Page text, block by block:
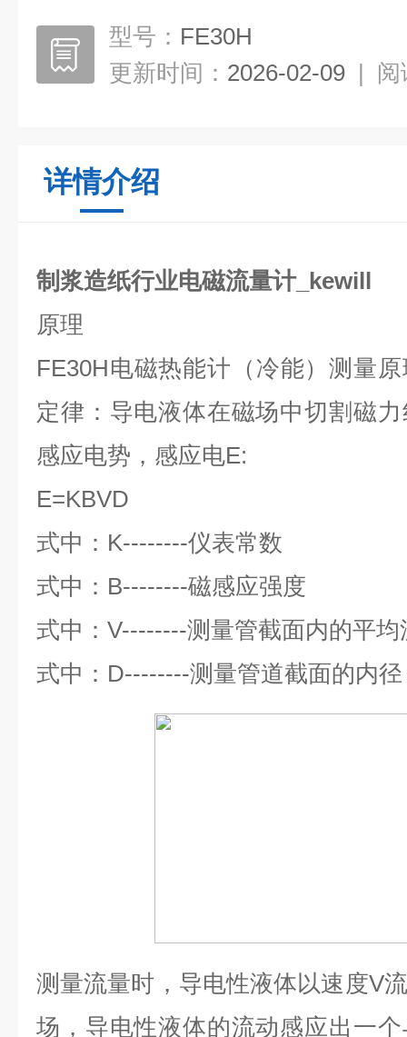
型号： FE30H
更新时间： 2026-02-09 | 阅
详情介绍
制浆造纸行业电磁流量计_kewill
原理
FE30H电磁热能计（冷能）测量
定律：导电液体在磁场中切割磁
感应电势，感应电E:
E=KBVD
式中： K--------仪表常数
式中： B--------磁感应强度
式中： V--------测量管截面内的平均
式中： D--------测量管道截面的内径
测量流量时，导电性液体以速度V
场，导电性液体的流动感应出一